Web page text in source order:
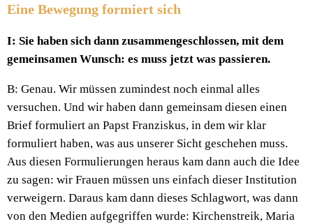
Eine Bewegung formiert sich
I: Sie haben sich dann zusammengeschlossen, mit dem
gemeinsamen Wunsch: es muss jetzt was passieren.
B: Genau. Wir müssen zumindest noch einmal alles
versuchen. Und wir haben dann gemeinsam diesen einen
Brief formuliert an Papst Franziskus, in dem wir klar
formuliert haben, was aus unserer Sicht geschehen muss.
Aus diesen Formulierungen heraus kam dann auch die Idee
zu sagen: wir Frauen müssen uns einfach dieser Institution
verweigern. Daraus kam dann dieses Schlagwort, was dann
von den Medien aufgegriffen wurde: Kirchenstreik, Maria